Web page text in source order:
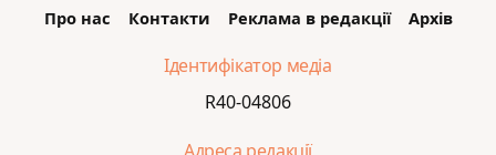
Про нас Контакти Реклама в редакції Архів
Ідентифікатор медіа
R40-04806